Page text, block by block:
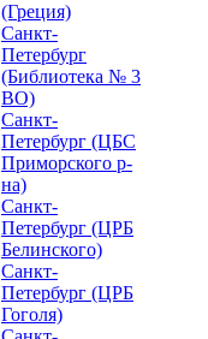
(Греция)
Санкт-
Петербург
(Библиотека № 3
ВО)
Санкт-
Петербург (ЦБС
Приморского р-
на)
Санкт-
Петербург (ЦРБ
Белинского)
Санкт-
Петербург (ЦРБ
Гоголя)